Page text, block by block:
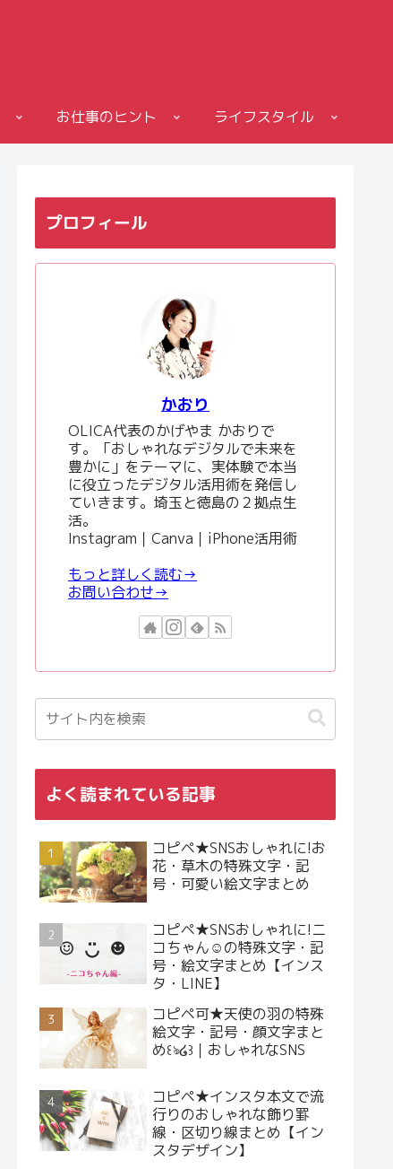
お仕事のヒント ライフスタイル
プロフィール
かおり
OLICA代表のかげやま かおりで
す。「おしゃれなデジタルで未来を
豊かに」をテーマに、実体験で本当
に役立ったデジタル活用術を発信し
ていきます。埼玉と徳島の２拠点生
活。
Instagram｜Canva｜iPhone活用術
もっと詳しく読む→
お問い合わせ→
よく読まれている記事
コピペ★SNSおしゃれに!お
花・草木の特殊文字・記
号・可愛い絵文字まとめ
コピペ★SNSおしゃれに!ニ
コちゃん☺︎の特殊文字・記
号・絵文字まとめ【インス
タ・LINE】
コピペ可★天使の羽の特殊
絵文字・記号・顔文字まと
め꒰ঌ໒꒱｜おしゃれなSNS
コピペ★インスタ本文で流
行りのおしゃれな飾り罫
線・区切り線まとめ【イン
スタデザイン】